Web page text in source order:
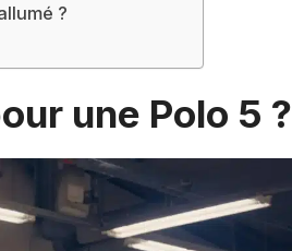
?
une Polo 5 ?